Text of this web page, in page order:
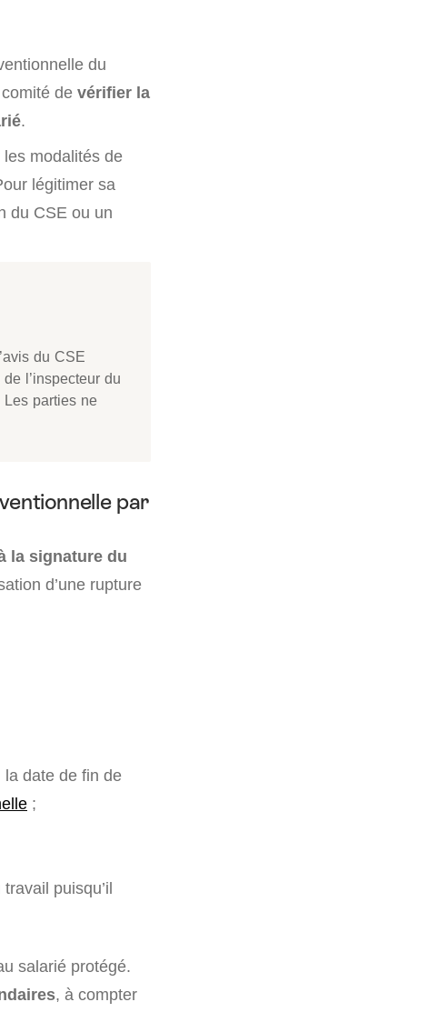
du
de vérifier la
.
modalités de
légitimer sa
du CSE ou un
du CSE
l’inspecteur du
Les parties ne
par
la signature du
d’une rupture
la date de fin de
;
puisqu’il
salarié protégé.
, à compter